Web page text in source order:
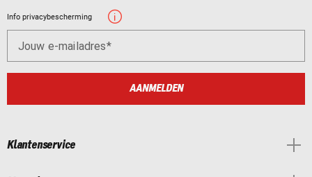
Info privacybescherming
Jouw e-mailadres
AANMELDEN
Klantenservice